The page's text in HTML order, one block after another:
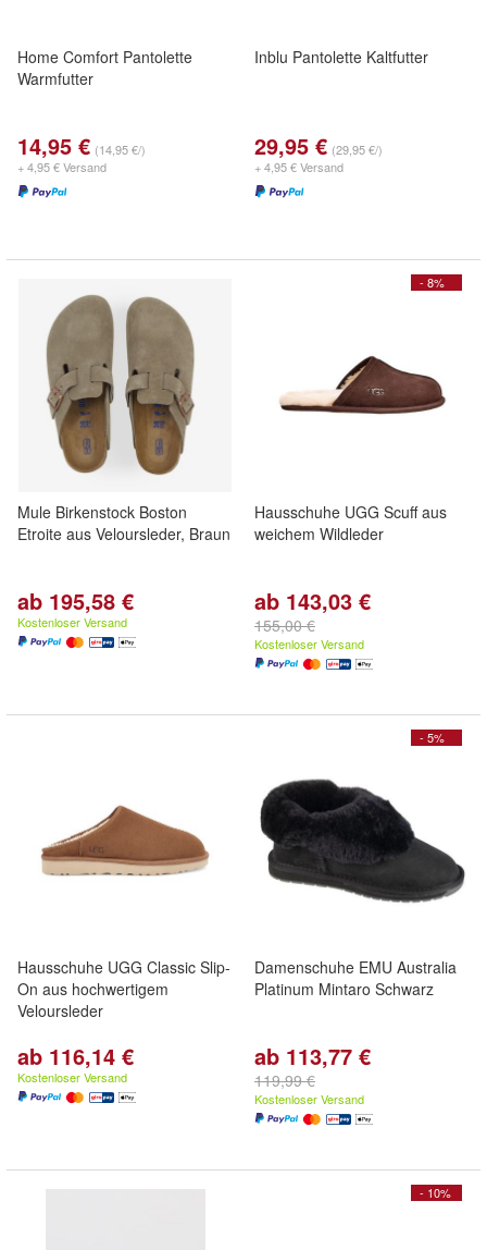
Home Comfort Pantolette
Warmfutter
14,95 € (14,95 €/)
+ 4,95 € Versand
Inblu Pantolette Kaltfutter
29,95 € (29,95 €/)
+ 4,95 € Versand
Mule Birkenstock Boston
Etroite aus Veloursleder, Braun
ab 195,58 €
Kostenloser Versand
- 8%
Hausschuhe UGG Scuff aus
weichem Wildleder
ab 143,03 €
155,00 €
Kostenloser Versand
Hausschuhe UGG Classic Slip-
On aus hochwertigem
Veloursleder
ab 116,14 €
Kostenloser Versand
- 5%
Damenschuhe EMU Australia
Platinum Mintaro Schwarz
ab 113,77 €
119,99 €
Kostenloser Versand
- 10%